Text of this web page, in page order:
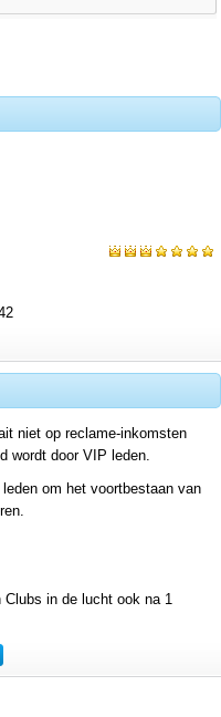
niet op reclame-inkomsten
wordt door VIP leden.
om het voortbestaan van
Clubs in de lucht ook na 1